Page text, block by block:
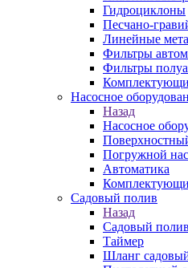
Гидроциклоны
Песчано-
Линейные
Фильтры
Фильтры
Насосное
Назад
Насосное
Погружной
Автоматика
Садовый полив
Назад
Садовый полив
Таймер
Шланг